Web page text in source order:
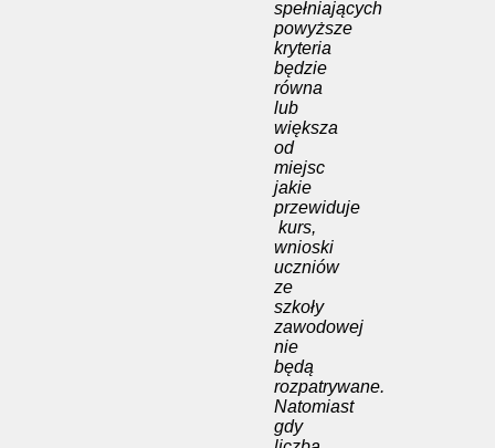
spełniających
powyższe
kryteria
będzie
równa
lub
większa
od
miejsc
jakie
przewiduje
kurs,
wnioski
uczniów
ze
szkoły
zawodowej
nie
będą
rozpatrywane.
Natomiast
gdy